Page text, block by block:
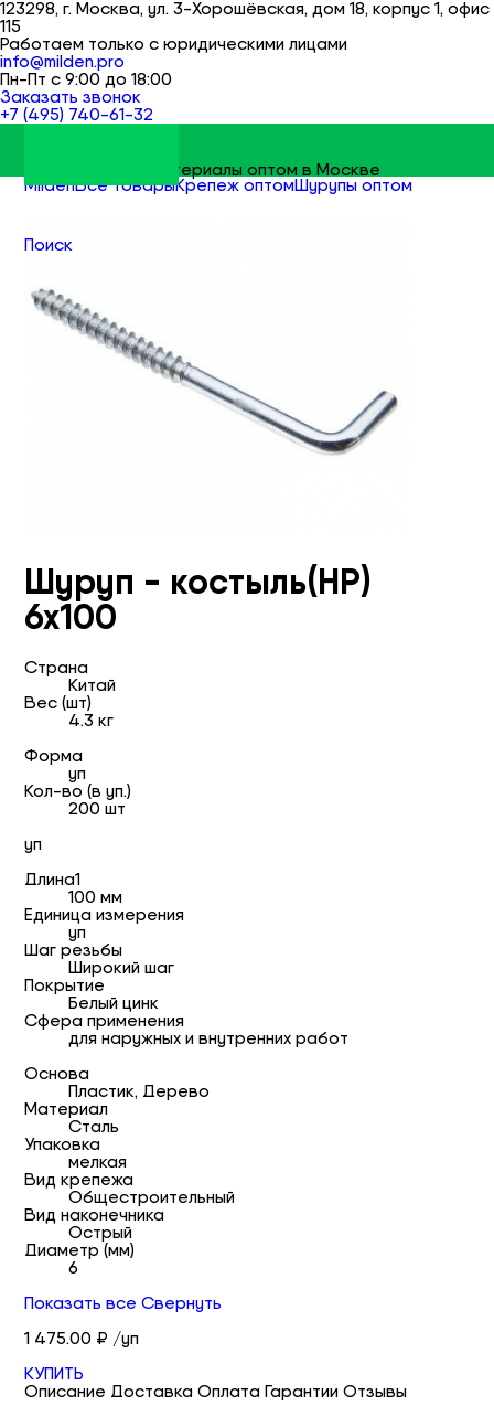
123298, г. Москва, ул. 3-Хорошёвская, дом 18, корпус 1, офис
115
Работаем только с юридическими лицами
info@milden.pro
Пн-Пт с 9:00 до 18:00
Заказать звонок
+7 (495) 740-61-32
Строительные материалы оптом в Москве
Поиск
MildenВсе товарыКрепеж оптомШурупы оптом
Шуруп - костыль(HP)
6х100
Страна
Китай
Вес (шт)
4.3 кг
Форма
уп
Кол-во (в уп.)
200 шт
уп
Длина1
100 мм
Единица измерения
уп
Шаг резьбы
Широкий шаг
Покрытие
Белый цинк
Сфера применения
для наружных и внутренних работ
Основа
Пластик, Дерево
Материал
Сталь
Упаковка
мелкая
Вид крепежа
Общестроительный
Вид наконечника
Острый
Диаметр (мм)
6
Показать все Свернуть
1 475.00 ₽ /уп
КУПИТЬ
Описание Доставка Оплата Гарантии Отзывы